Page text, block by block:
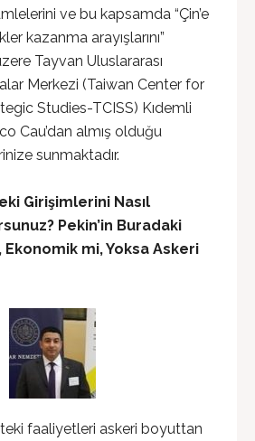
ve bu kapsamda “Çin’e
kazanma arayışlarını”
Tayvan Uluslararası
Merkezi (Taiwan Center for
Studies-TCISS) Kıdemli
Cau’dan almış olduğu
sunmaktadır.
Girişimlerini Nasıl
Pekin’in Buradaki
Ekonomik mi, Yoksa Askeri
faaliyetleri askeri boyuttan